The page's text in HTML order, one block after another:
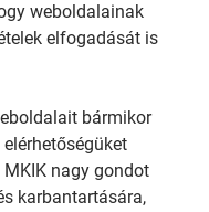
weboldalainak
elfogadását is
bármikor
nagy gondot
karbantartására,